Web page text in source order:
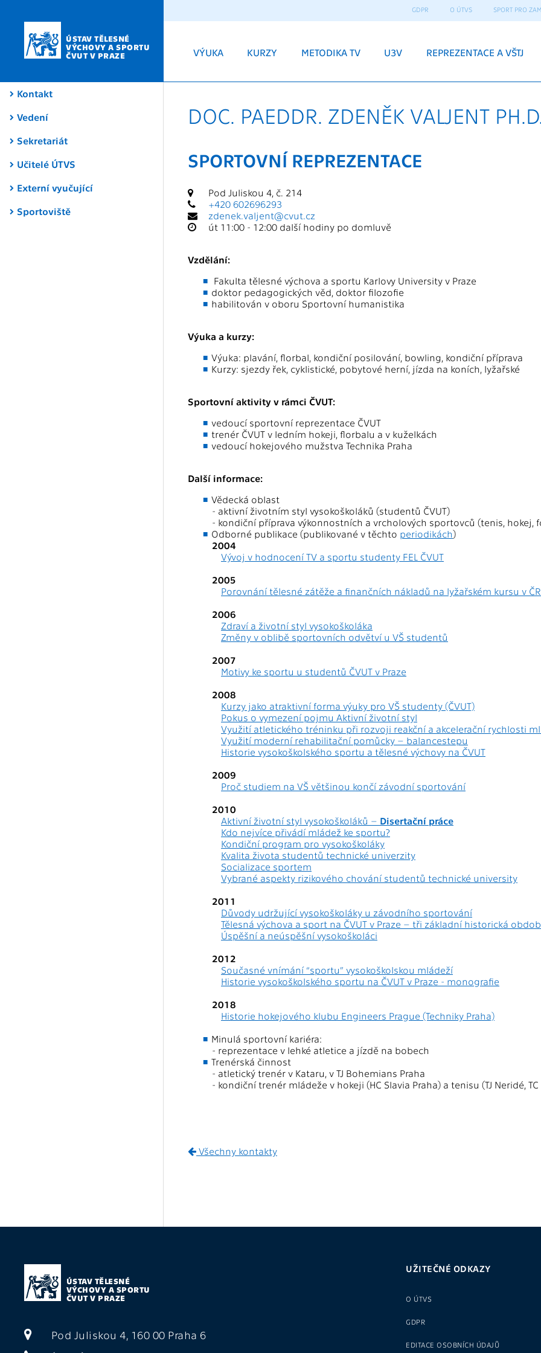
ÚSTAV TĚLESNÉ
VÝCHOVY A SPORTU
ČVUT V PRAZE
VÝUKA KURZY METODIKA TV U3V REPREZENTACE A VŠTJ
GDPR O ÚTVS SPORT PRO
Kontakt
Vedení
Sekretariát
Učitelé ÚTVS
Externí vyučující
Sportoviště
DOC. PAEDDR. ZDENĚK VALJENT
SPORTOVNÍ REPREZENTACE
Pod Juliskou 4, č. 214
+420 602696293
zdenek.valjent@cvut.cz
út 11:00 - 12:00 další hodiny po domluvě
Vzdělání:
Fakulta tělesné výchova a sportu Karlovy University v Praze
doktor pedagogických věd, doktor filozofie
habilitován v oboru Sportovní humanistika
Výuka a kurzy:
Výuka: plavání, florbal, kondiční posilování, bowling, kondiční příprava
Kurzy: sjezdy řek, cyklistické, pobytové herní, jízda na koních, lyžařské
Sportovní aktivity v rámci ČVUT:
vedoucí sportovní reprezentace ČVUT
trenér ČVUT v ledním hokeji, florbalu a v kuželkách
vedoucí hokejového mužstva Technika Praha
Další informace:
Vědecká oblast
- aktivní životním styl vysokoškoláků (studentů ČVUT)
- kondiční příprava výkonnostních a vrcholových sportovců (tenis, hokej,
Odborné publikace (publikované v těchto periodikách)
2004
Vývoj v hodnocení TV a sportu studenty FEL ČVUT
2005
Porovnání tělesné zátěže a finančních nákladů na lyžařském kursu v
2006
Zdraví a životní styl vysokoškoláka
Změny v oblibě sportovních odvětví u VŠ studentů
2007
Motivy ke sportu u studentů ČVUT v Praze
2008
Kurzy jako atraktivní forma výuky pro VŠ studenty (ČVUT)
Pokus o vymezení pojmu Aktivní životní styl
Využití atletického tréninku při rozvoji reakční a akcelerační rychlosti
Využití moderní rehabilitační pomůcky – balancestepu
Historie vysokoškolského sportu a tělesné výchovy na ČVUT
2009
Proč studiem na VŠ většinou končí závodní sportování
2010
Aktivní životní styl vysokoškoláků – Disertační práce
Kdo nejvíce přivádí mládež ke sportu?
Kondiční program pro vysokoškoláky
Kvalita života studentů technické univerzity
Socializace sportem
Vybrané aspekty rizikového chování studentů technické university
2011
Důvody udržující vysokoškoláky u závodního sportování
Tělesná výchova a sport na ČVUT v Praze – tři základní historická
Úspěšní a neúspěšní vysokoškoláci
2012
Současné vnímání “sportu” vysokoškolskou mládeží
Historie vysokoškolského sportu na ČVUT v Praze - monografie
2018
Historie hokejového klubu Engineers Prague (Techniky Praha)
Minulá sportovní kariéra:
- reprezentace v lehké atletice a jízdě na bobech
Trenérská činnost
- atletický trenér v Kataru, v TJ Bohemians Praha
- kondiční trenér mládeže v hokeji (HC Slavia Praha) a tenisu (TJ Neridé,
Všechny kontakty
ÚSTAV TĚLESNÉ
VÝCHOVY A SPORTU
ČVUT V PRAZE
Pod Juliskou 4, 160 00 Praha 6
UŽITEČNÉ ODKAZY
O ÚTVS
GDPR
EDITACE OSOBNÍCH ÚDAJŮ